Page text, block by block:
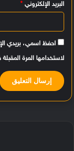
البريد الإلكتروني *
احفظ اسمي، بريدي
لاستخدامها المرة